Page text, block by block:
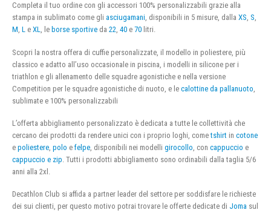
Completa il tuo ordine con gli accessori 100% personalizzabili grazie alla
stampa in sublimato come gli asciugamani, disponibili in 5 misure, dalla XS, S,
M, L e XL, le borse sportive da 22, 40 e 70 litri.
Scopri la nostra offera di cuffie personalizzate, il modello in poliestere, più
classico e adatto all’uso occasionale in piscina, i modelli in silicone per i
triathlon e gli allenamento delle squadre agonistiche e nella versione
Competition per le squadre agonistiche di nuoto, e le calottine da pallanuoto
sublimate e 100% personalizzabili
L’offerta abbigliamento personalizzato è dedicata a tutte le collettività che
cercano dei prodotti da rendere unici con i proprio loghi, cometshirt in cotone
e poliestere polo e felpe , disponibili nei modelli girocollo , con cappuccio e
cappuccio e zip . Tutti i prodotti abbigliamento sono ordinabili dalla taglia 5/6
anni alla 2xl.
Decathlon Club si affida a partner leader del settore per soddisfare le richieste
dei sui clienti, per questo motivo potrai trovare le offerte dedicate di Joma sul